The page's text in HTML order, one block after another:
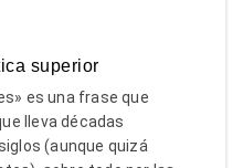
superior
es una frase que
lleva décadas
(aunque quizá